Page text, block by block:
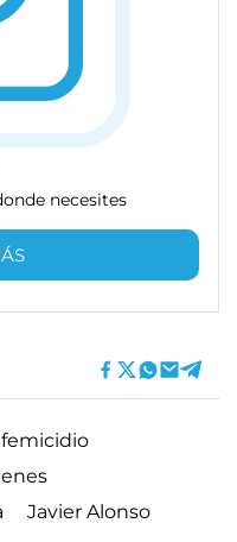
necesites
Javier Alonso